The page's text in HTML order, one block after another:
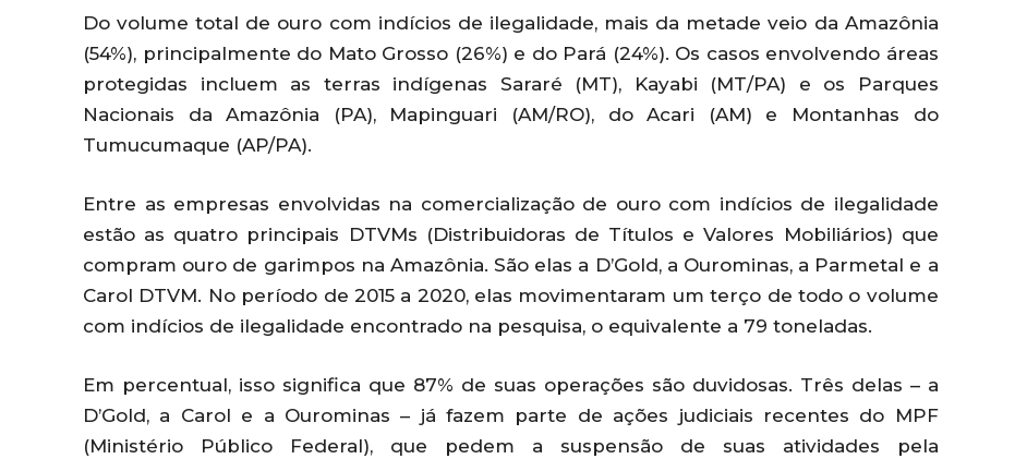
Do volume total de ouro com indícios de ilegalidade, mais da metade veio da Amazônia
(54%), principalmente do Mato Grosso (26%) e do Pará (24%). Os casos envolvendo áreas
protegidas incluem as terras indígenas Sararé (MT), Kayabi (MT/PA) e os Parques
Nacionais da Amazônia (PA), Mapinguari (AM/RO), do Acari (AM) e Montanhas do
Tumucumaque (AP/PA).
Entre as empresas envolvidas na comercialização de ouro com indícios de ilegalidade
estão as quatro principais DTVMs (Distribuidoras de Títulos e Valores Mobiliários) que
compram ouro de garimpos na Amazônia. São elas a D’Gold, a Ourominas, a Parmetal e a
Carol DTVM. No período de 2015 a 2020, elas movimentaram um terço de todo o volume
com indícios de ilegalidade encontrado na pesquisa, o equivalente a 79 toneladas.
Em percentual, isso significa que 87% de suas operações são duvidosas. Três delas – a
D’Gold, a Carol e a Ourominas – já fazem parte de ações judiciais recentes do MPF
(Ministério Público Federal), que pedem a suspensão de suas atividades pela